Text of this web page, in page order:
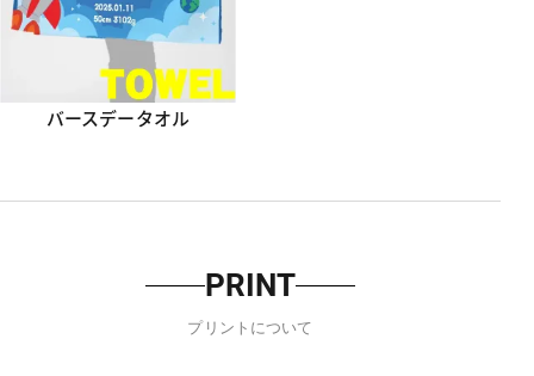
バースデータオル
PRINT
プリントについて